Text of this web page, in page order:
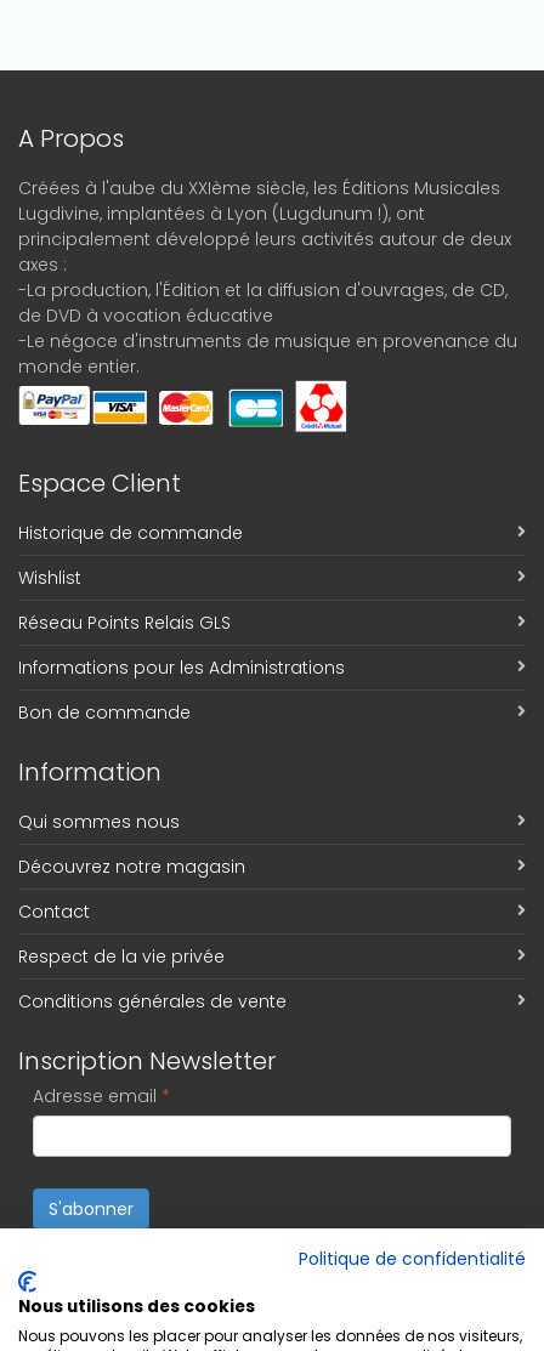
A Propos
Créées à l'aube du XXIème siècle, les Éditions Musicales
Lugdivine, implantées à Lyon (Lugdunum !), ont
principalement développé leurs activités autour de deux
axes :
-La production, l'Édition et la diffusion d'ouvrages, de CD,
de DVD à vocation éducative
-Le négoce d'instruments de musique en provenance du
monde entier.
Espace Client
Historique de commande
Wishlist
Réseau Points Relais GLS
Informations pour les Administrations
Bon de commande
Information
Qui sommes nous
Découvrez notre magasin
Contact
Respect de la vie privée
Conditions générales de vente
Inscription Newsletter
Adresse email *
S'abonner
Politique de confidentialité
Nous utilisons des cookies
Nous pouvons les placer pour analyser les données de nos visiteurs,